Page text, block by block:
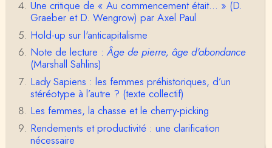
Une critique de « Au commencement était... » (D.
Graeber et D. Wengrow) par Axel Paul
Hold-up sur l'anticapitalisme
Note de lecture :Âge de pierre, âge d'abondance
(Marshall Sahlins)
Lady Sapiens : les femmes préhistoriques, d’un
stéréotype à l’autre ? (texte collectif)
Les femmes, la chasse et le cherry-picking
Rendements et productivité : une clarification
nécessaire